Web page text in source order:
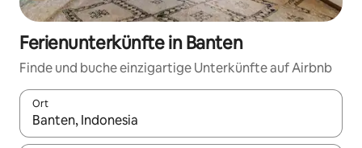
Ferienunterkünfte in Banten
Finde und buche einzigartige Unterkünfte auf Airbnb
Ort
Wenn Ergebnisse verfügbar sind, navigiere mit den